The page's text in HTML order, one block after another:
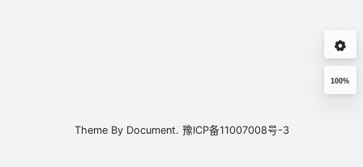
100%
Theme By Document. 豫ICP备11007008号-3